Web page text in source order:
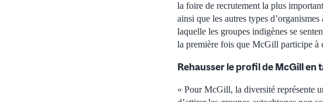
la foire de recrutement la plus
ainsi que les autres types
laquelle les groupes indigènes se
la première fois que McGill participe à
Rehausser le profil de McGill en
« Pour McGill, la diversité représente